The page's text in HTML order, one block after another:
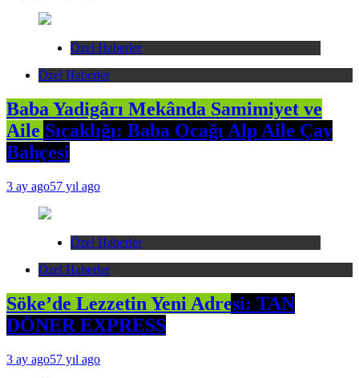
Özel Haberler
Özel Haberler
Baba Yadigârı Mekânda Samimiyet ve
Aile Sıcaklığı: Baba Ocağı Alp Aile Çay
Bahçesi
3 ay ago57 yıl ago
Özel Haberler
Özel Haberler
Söke’de Lezzetin Yeni Adresi: TAN
DÖNER EXPRESS
3 ay ago57 yıl ago